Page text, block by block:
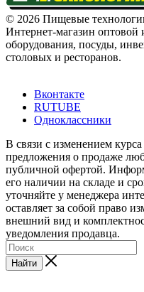
© 2026 Пищевые
Интернет-магазин
оборудования, посуды,
столовых и ресторанов.
Вконтакте
RUTUBE
Одноклассники
В связи с изменением
предложения о продаже
публичной офертой.
его наличии на складе и
уточняйте у менеджера
оставляет за собой право
внешний вид и
уведомления продавца.
Найти